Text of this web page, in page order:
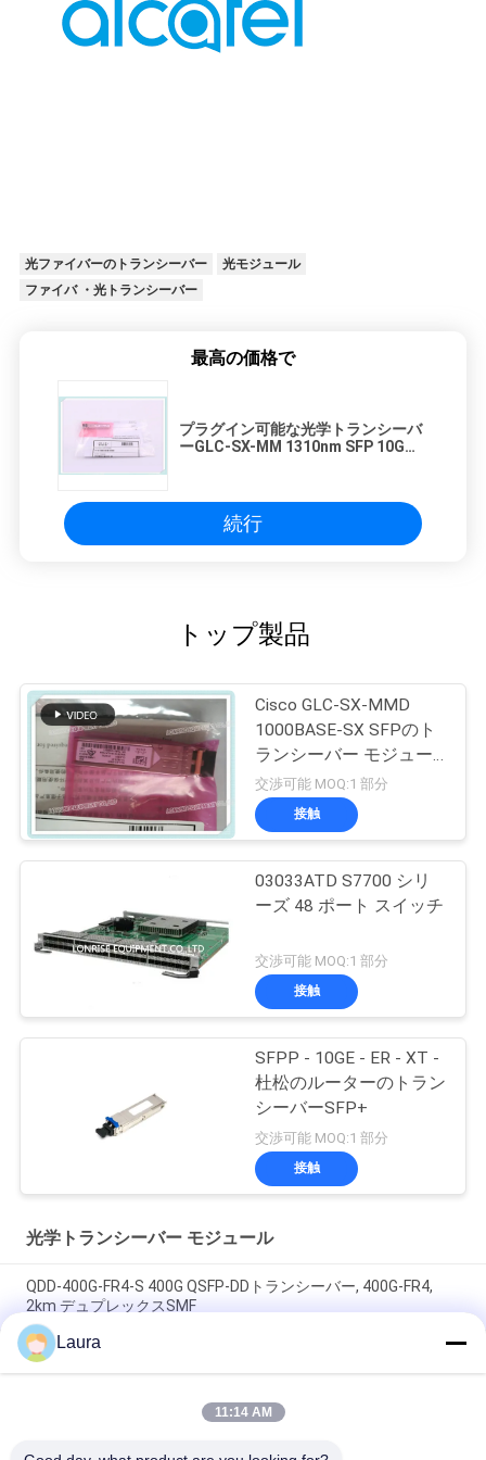
光ファイバーのトランシーバー
光モジュール
ファイバ ・光トランシーバー
最高の価格で
プラグイン可能な光学トランシーバ
ーGLC-SX-MM 1310nm SFP 10Gの
続行
トップ製品
Cisco GLC-SX-MMD
1000BASE-SX SFPのト
ランシーバー モジュー
ル
交渉可能 MOQ:1 部分
接触
03033ATD S7700 シリ
ーズ 48 ポート スイッチ
交渉可能 MOQ:1 部分
接触
SFPP - 10GE - ER - XT -
杜松のルーターのトラン
シーバーSFP+
交渉可能 MOQ:1 部分
接触
光学トランシーバー モジュール
QDD-400G-FR4-S 400G QSFP-DDトランシーバー, 400G-FR4,
2km デュプレックスSMF
QDD-400G-DR4-S 400G QSFP-DDトランシーバー,400G-
DR4,500m デュプレックスSMF
QDD-400G-LR4-S 400G QSFP-DDトランシーバー, 400G-LR4,
Laura
11:14 AM